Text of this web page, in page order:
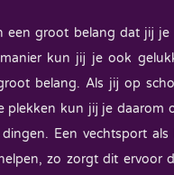
een groot belang dat jij je
kun jij je ook
belang. Als jij op
plekken kun jij je daarom
dingen. Een vechtsport
zo zorgt dit ervoor